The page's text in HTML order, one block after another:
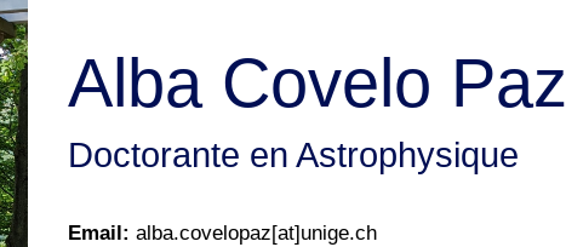
Alba Covelo Paz
Doctorante en Astrophysique
Email: alba.covelopaz[at]unige.ch